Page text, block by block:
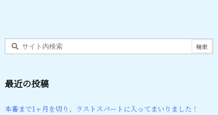
最近の投稿
本番まで1ヶ月を切り、ラストスパートに入ってまいりました！